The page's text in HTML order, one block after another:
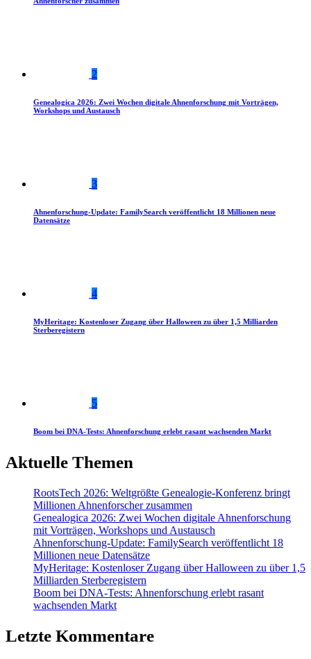
2
Genealogica 2026: Zwei Wochen digitale Ahnenforschung mit Vorträgen,
Workshops und Austausch
3
Ahnenforschung-Update: FamilySearch veröffentlicht 18 Millionen neue
Datensätze
4
MyHeritage: Kostenloser Zugang über Halloween zu über 1,5 Milliarden
Sterberegistern
5
Boom bei DNA-Tests: Ahnenforschung erlebt rasant wachsenden Markt
Aktuelle Themen
RootsTech 2026: Weltgrößte Genealogie-Konferenz bringt
Millionen Ahnenforscher zusammen
Genealogica 2026: Zwei Wochen digitale Ahnenforschung
mit Vorträgen, Workshops und Austausch
Ahnenforschung-Update: FamilySearch veröffentlicht 18
Millionen neue Datensätze
MyHeritage: Kostenloser Zugang über Halloween zu über 1,5
Milliarden Sterberegistern
Boom bei DNA-Tests: Ahnenforschung erlebt rasant
wachsenden Markt
Letzte Kommentare